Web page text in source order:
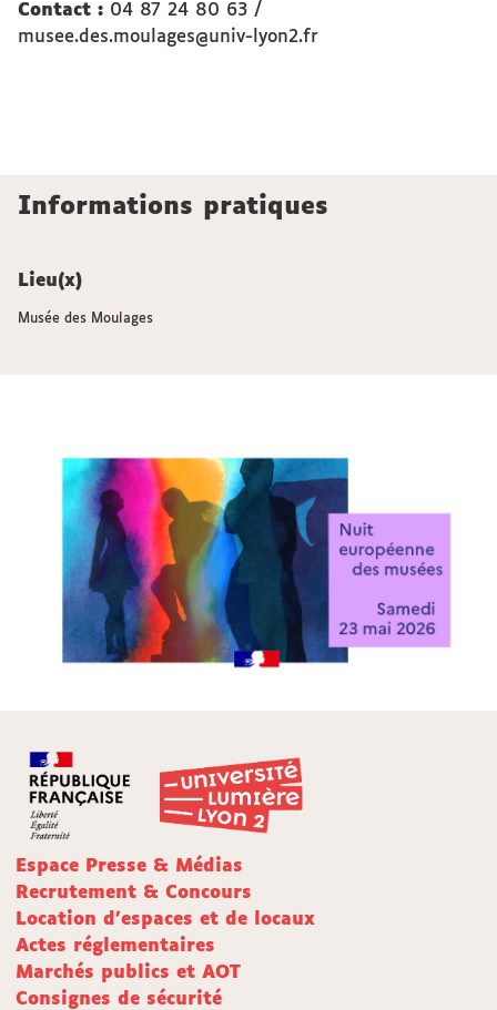
Contact : 04 87 24 80 63 /
musee.des.moulages@univ-lyon2.fr
Informations pratiques
Lieu(x)
Musée des Moulages
Espace Presse & Médias
Recrutement & Concours
Location d'espaces et de locaux
Actes réglementaires
Marchés publics et AOT
Consignes de sécurité